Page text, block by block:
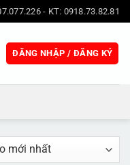
- KT: 0918.73.82.81
ĐĂNG NHẬP / ĐĂNG KÝ